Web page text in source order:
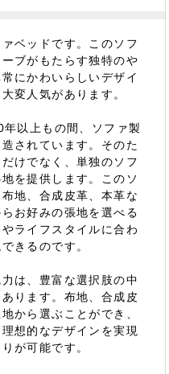
ベッドです。このソフ
ブがもたらす独特のや
にかわいらしいデザイ
変人気があります。
以上もの間、ソファ製
されています。そのた
けでなく、単独のソフ
を提供します。このソ
地、合成皮革、本革な
お好みの張地を選べる
ライフスタイルに合わ
きるのです。
は、豊富な選択肢の中
ります。布地、合成皮
から選ぶことができ、
想的なデザインを実現
が可能です。